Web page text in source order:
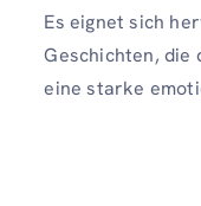
Es eignet sich
Geschichten, die
eine starke